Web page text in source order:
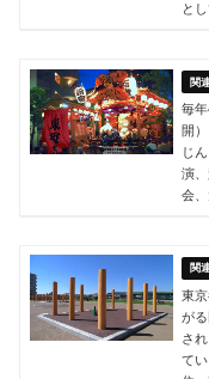
と
毎
開
じ
演
会
東
が
さ
て